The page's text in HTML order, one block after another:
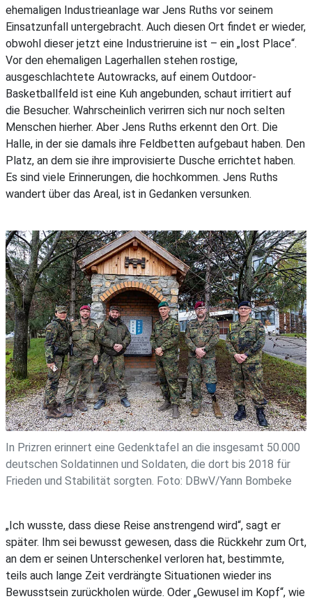
ehemaligen Industrieanlage war Jens Ruths vor seinem
Einsatzunfall untergebracht. Auch diesen Ort findet er wieder,
obwohl dieser jetzt eine Industrieruine ist – ein „lost Place“.
Vor den ehemaligen Lagerhallen stehen rostige,
ausgeschlachtete Autowracks, auf einem Outdoor-
Basketballfeld ist eine Kuh angebunden, schaut irritiert auf
die Besucher. Wahrscheinlich verirren sich nur noch selten
Menschen hierher. Aber Jens Ruths erkennt den Ort. Die
Halle, in der sie damals ihre Feldbetten aufgebaut haben. Den
Platz, an dem sie ihre improvisierte Dusche errichtet haben.
Es sind viele Erinnerungen, die hochkommen. Jens Ruths
wandert über das Areal, ist in Gedanken versunken.
In Prizren erinnert eine Gedenktafel an die insgesamt 50.000
deutschen Soldatinnen und Soldaten, die dort bis 2018 für
Frieden und Stabilität sorgten. Foto: DBwV/Yann Bombeke
„Ich wusste, dass diese Reise anstrengend wird“, sagt er
später. Ihm sei bewusst gewesen, dass die Rückkehr zum Ort,
an dem er seinen Unterschenkel verloren hat, bestimmte,
teils auch lange Zeit verdrängte Situationen wieder ins
Bewusstsein zurückholen würde. Oder „Gewusel im Kopf“, wie